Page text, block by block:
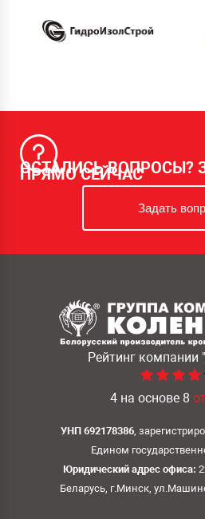
ОСТАЛИСЬ ВОПРОСЫ?
ПРЯМО СЕЙЧАС
Задать
Рейтинг компании
4 на основе 8
УНП 692178386 ,
Едином
Юридический адрес офиса:
Беларусь, г.Минск,